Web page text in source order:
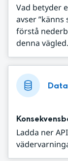
Vad betyder
avser
förstå
denna
Data
Ladda ner